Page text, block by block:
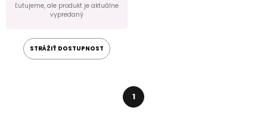
Ľutujeme, ale produkt je aktuálne
vypredaný
STRÁŽIŤ DOSTUPNOST
1